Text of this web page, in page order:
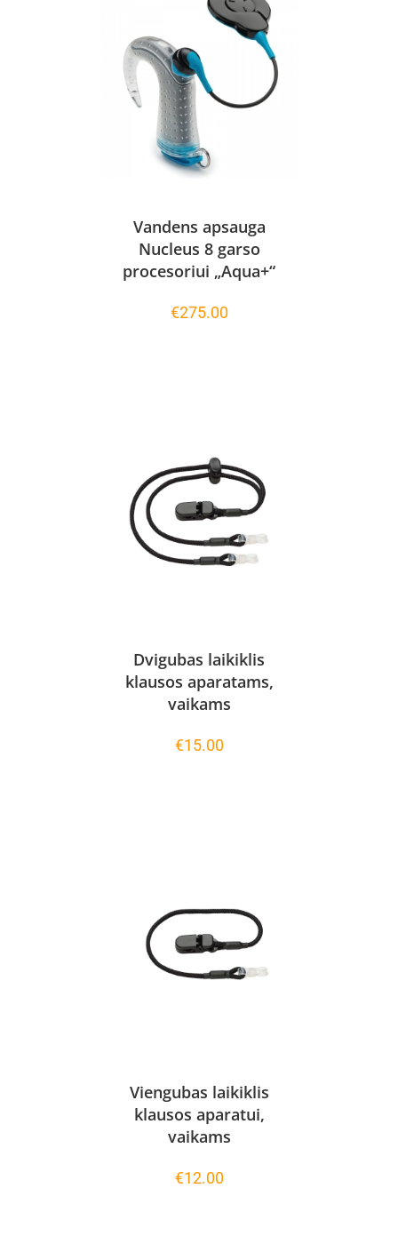
Vandens apsauga
Nucleus 8 garso
procesoriui „Aqua+“
€275.00
Dvigubas laikiklis
klausos aparatams,
vaikams
€15.00
Viengubas laikiklis
klausos aparatui,
vaikams
€12.00